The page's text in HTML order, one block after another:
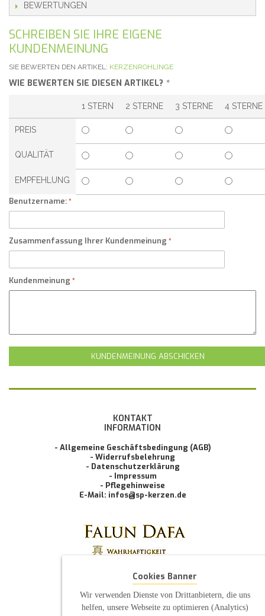
BEWERTUNGEN
SCHREIBEN SIE IHRE EIGENE
KUNDENMEINUNG
SIE BEWERTEN DEN ARTIKEL: KERZENROHLINGE
WIE BEWERTEN SIE DIESEN ARTIKEL? *
1 STERN 2 STERNE 3 STERNE 4 STERNE
PREIS
QUALITÄT
EMPFEHLUNG
Benutzername:
Zusammenfassung Ihrer Kundenmeinung
Kundenmeinung
KUNDENMEINUNG ABSCHICKEN
KONTAKT
INFORMATION
- Allgemeine Geschäftsbedingung (AGB)
- Widerrufsbelehrung
- Datenschutzerklärung
- Impressum
- Pflegehinweise
E-Mail: infos@sp-kerzen.de
Cookies Banner
Wir verwenden Dienste von Drittanbietern, die uns
helfen, unsere Webseite zu optimieren (Analytics)